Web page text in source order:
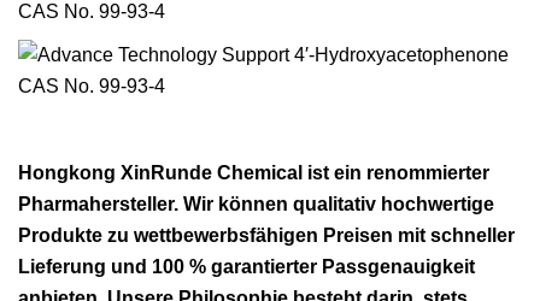
Hongkong XinRunde Chemical ist ein renommierter
Pharmahersteller. Wir können qualitativ hochwertige
Produkte zu wettbewerbsfähigen Preisen mit schneller
Lieferung und 100 % garantierter Passgenauigkeit